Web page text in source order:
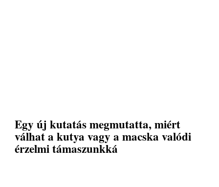
Egy új kutatás megmutatta, miért
válhat a kutya vagy a macska valódi
érzelmi támaszunkká